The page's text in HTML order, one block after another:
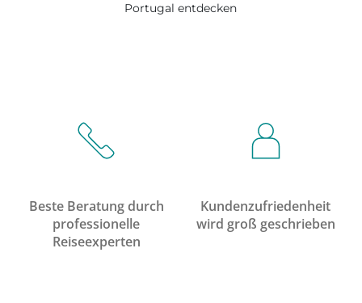
Portugal entdecken
Beste Beratung durch
professionelle
Reiseexperten
Kundenzufriedenheit
wird groß geschrieben